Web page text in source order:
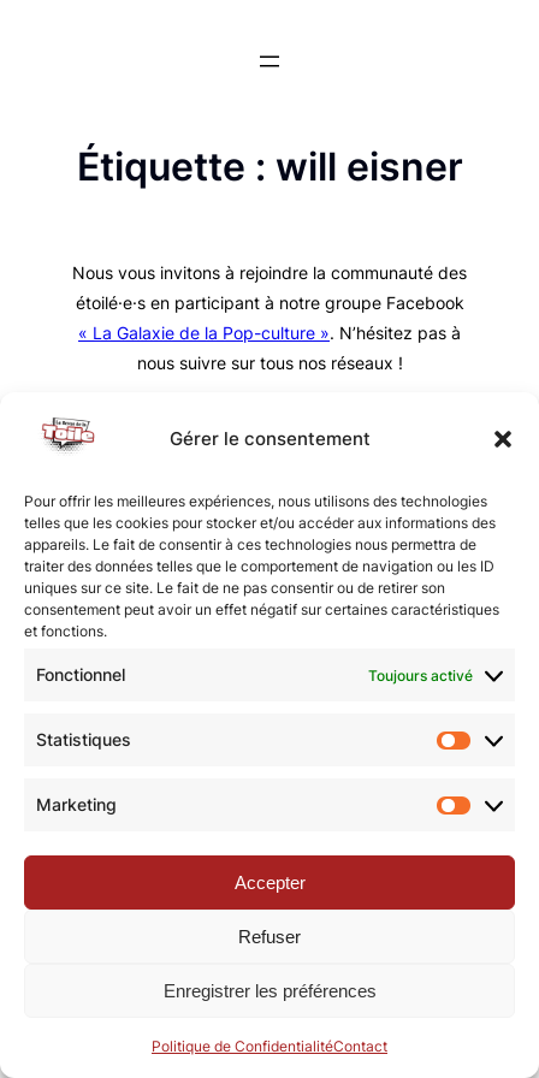
Gérer le consentement
Pour offrir les meilleures expériences, nous utilisons des technologies
telles que les cookies pour stocker et/ou accéder aux informations des
appareils. Le fait de consentir à ces technologies nous permettra de
traiter des données telles que le comportement de navigation ou les ID
uniques sur ce site. Le fait de ne pas consentir ou de retirer son
consentement peut avoir un effet négatif sur certaines caractéristiques
et fonctions.
Fonctionnel Toujours activé
Statistiques
Marketing
Accepter
Refuser
Enregistrer les préférences
Politique de ConfidentialitéContact
Étiquette : will eisner
Nous vous invitons à rejoindre la communauté des
étoilé·e·s en participant à notre groupe Facebook
« La Galaxie de la Pop-culture ». N’hésitez pas à
nous suivre sur tous nos réseaux !
© Revue de la Toile 2018 – 2026 | Thème Mesa WPEX par
WPExplorer|Politique de confidentialité|Mentions légales